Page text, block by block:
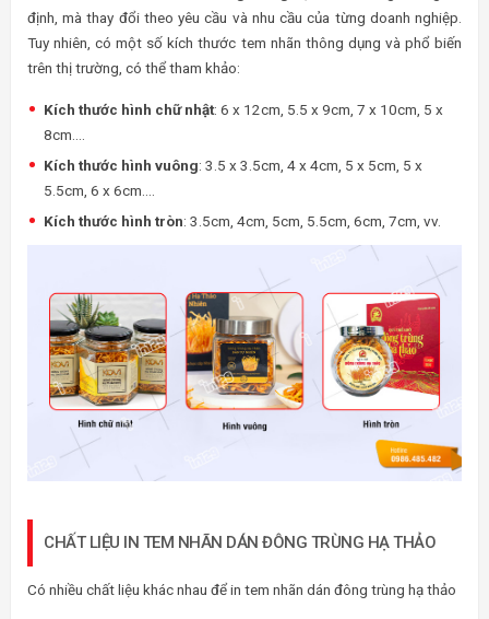
định, mà thay đổi theo yêu cầu và nhu cầu của từng doanh nghiệp.
Tuy nhiên, có một số kích thước tem nhãn thông dụng và phổ biến
trên thị trường, có thể tham khảo:
Kích thước hình chữ nhật: 6 x 12cm, 5.5 x 9cm, 7 x 10cm, 5 x
8cm….
Kích thước hình vuông: 3.5 x 3.5cm, 4 x 4cm, 5 x 5cm, 5 x
5.5cm, 6 x 6cm….
Kích thước hình tròn: 3.5cm, 4cm, 5cm, 5.5cm, 6cm, 7cm, vv.
CHẤT LIỆU IN TEM NHÃN DÁN ĐÔNG TRÙNG HẠ THẢO
Có nhiều chất liệu khác nhau để in tem nhãn dán đông trùng hạ thảo